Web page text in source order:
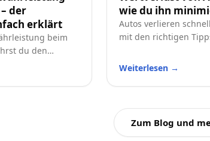
der
erklärt
beim
du den
Rechte du hast
solltest.
wie du ihn
Autos verlieren
mit den richtigen
Erfahre, welche
langfristig wertstabil
Weiterlesen →
Zum Blog und